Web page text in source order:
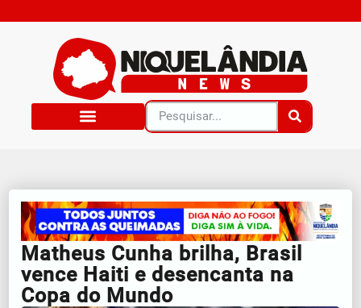
Matheus Cunha brilha, Brasil
vence Haiti e desencanta na
Copa do Mundo